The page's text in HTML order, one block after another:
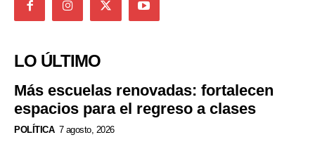
LO ÚLTIMO
Más escuelas renovadas: fortalecen
espacios para el regreso a clases
POLÍTICA 7 agosto, 2026